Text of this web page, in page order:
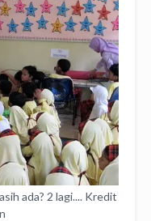
ada? 2 lagi.... Kredit